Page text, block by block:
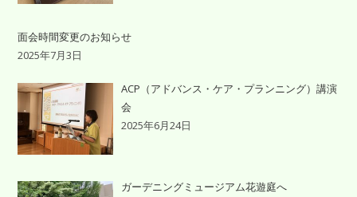
面会時間変更のお知らせ
2025年7月3日
ACP（アドバンス・ケア・プランニング）講演
会
2025年6月24日
ガーデニングミュージアム花遊庭へ